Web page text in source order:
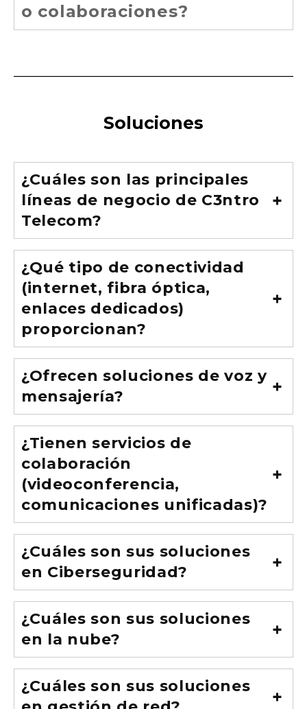
o colaboraciones?
Soluciones
¿Cuáles son las principales
líneas de negocio de C3ntro
Telecom?
¿Qué tipo de conectividad
(internet, fibra óptica,
enlaces dedicados)
proporcionan?
¿Ofrecen soluciones de voz y
mensajería?
¿Tienen servicios de
colaboración
(videoconferencia,
comunicaciones unificadas)?
¿Cuáles son sus soluciones
en Ciberseguridad?
¿Cuáles son sus soluciones
en la nube?
¿Cuáles son sus soluciones